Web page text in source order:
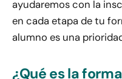
ayudaremos con la
en cada etapa de tu
alumno es una
¿Qué es la